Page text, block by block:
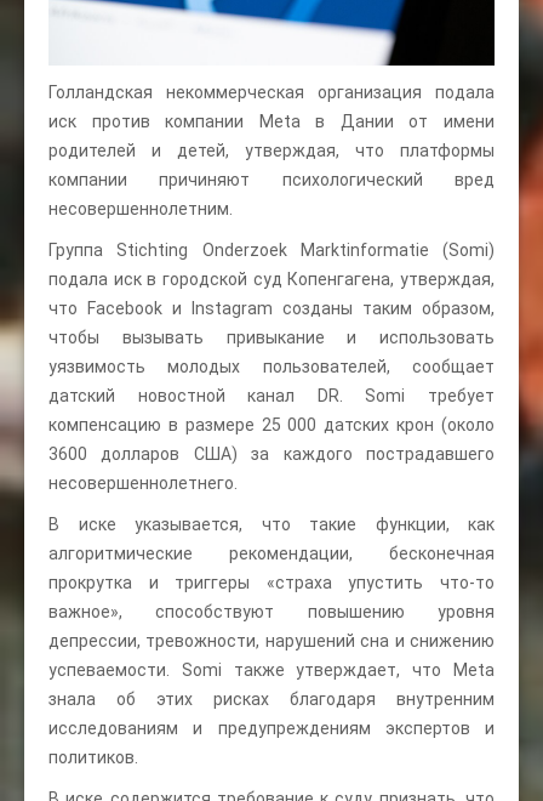
Голландская некоммерческая организация подала
иск против компании Meta в Дании от имени
родителей и детей, утверждая, что платформы
компании причиняют психологический вред
несовершеннолетним.
Группа Stichting Onderzoek Marktinformatie (Somi)
подала иск в городской суд Копенгагена, утверждая,
что Facebook и Instagram созданы таким образом,
чтобы вызывать привыкание и использовать
уязвимость молодых пользователей, сообщает
датский новостной канал DR. Somi требует
компенсацию в размере 25 000 датских крон (около
3600 долларов США) за каждого пострадавшего
несовершеннолетнего.
В иске указывается, что такие функции, как
алгоритмические рекомендации, бесконечная
прокрутка и триггеры «страха упустить что-то
важное», способствуют повышению уровня
депрессии, тревожности, нарушений сна и снижению
успеваемости. Somi также утверждает, что Meta
знала об этих рисках благодаря внутренним
исследованиям и предупреждениям экспертов и
политиков.